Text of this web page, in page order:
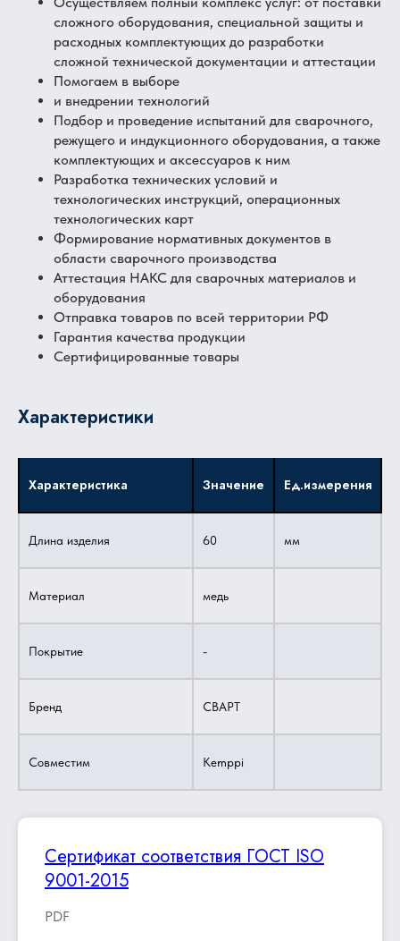
сложного оборудования, специальной защиты и
расходных комплектующих до разработки
сложной технической документации и аттестации
Помогаем в выборе
и внедрении технологий
Подбор и проведение испытаний для сварочного,
режущего и индукционного оборудования, а также
комплектующих и аксессуаров к ним
Разработка технических условий и
технологических инструкций, операционных
технологических карт
Формирование нормативных документов в
области сварочного производства
Аттестация НАКС для сварочных материалов и
оборудования
Отправка товаров по всей территории РФ
Гарантия качества продукции
Сертифицированные товары
Характеристики
Характеристика Значение Ед.измерения
Длина изделия 60 мм
Материал медь
Покрытие -
Бренд СВАРТ
Совместим Kemppi
Сертификат соответствия ГОСТ ISO
9001-2015
PDF